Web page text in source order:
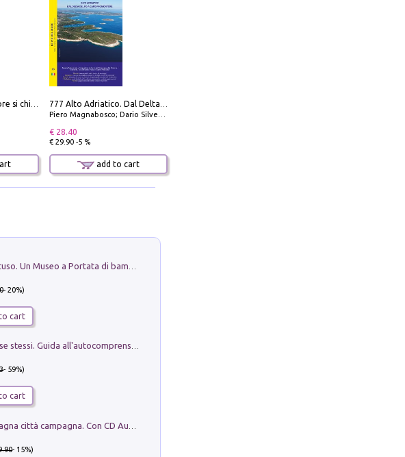
Camerata. Il mio onore si chiama fedeltà
777 Alto Adriatico. Dal Delta del Po a Capo Promontore. Con QR Code
Piero Magnabosco; Dario Silvestro; Marco Sbrizzi
€ 28.40
€ 29.90 -5 %
add to cart
- 20%)
cart
Conoscere se stessi. Guida all'autocomprensione
- 59%)
cart
- 15%)